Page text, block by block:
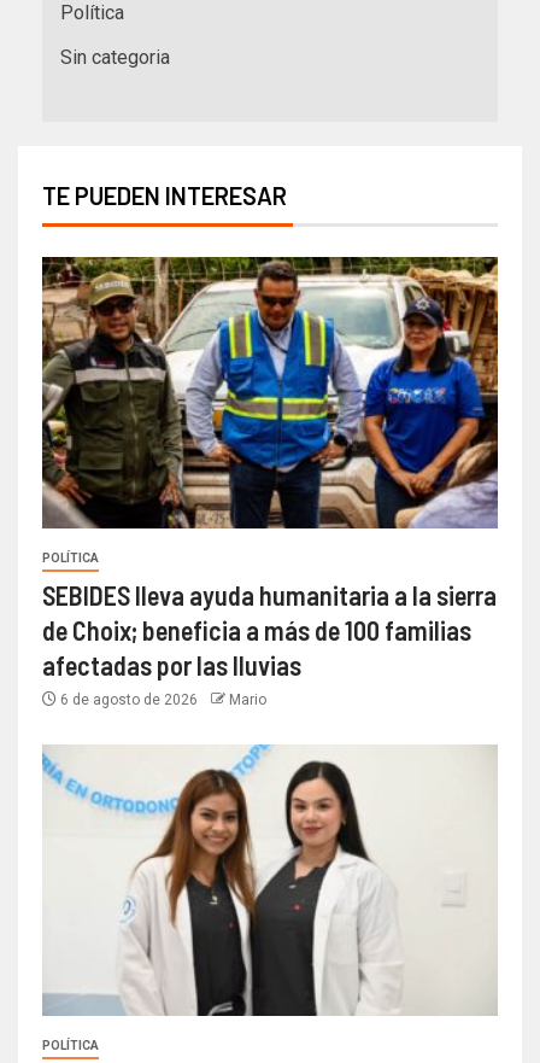
Política
Sin categoria
TE PUEDEN INTERESAR
POLÍTICA
SEBIDES lleva ayuda humanitaria a la sierra
de Choix; beneficia a más de 100 familias
afectadas por las lluvias
6 de agosto de 2026 Mario
POLÍTICA